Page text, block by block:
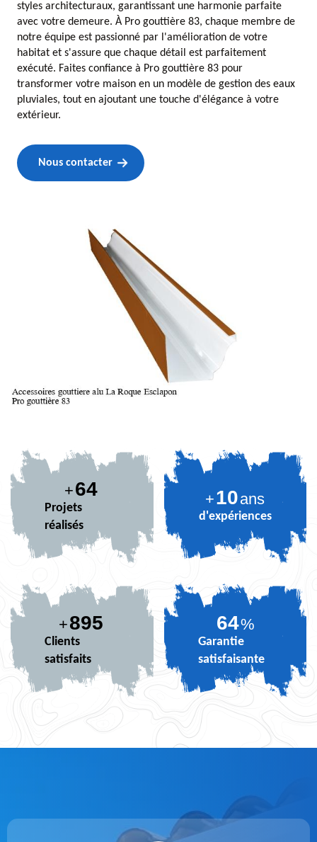
styles architecturaux, garantissant une harmonie parfaite
avec votre demeure. À Pro gouttière 83, chaque membre de
notre équipe est passionné par l'amélioration de votre
habitat et s'assure que chaque détail est parfaitement
exécuté. Faites confiance à Pro gouttière 83 pour
transformer votre maison en un modèle de gestion des eaux
pluviales, tout en ajoutant une touche d'élégance à votre
extérieur.
Nous contacter
+74
Projets
réalisés
+10ans
d'expériences
+895
Clients
satisfaits
74%
Garantie
satisfaisante